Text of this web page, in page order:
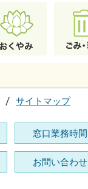
サイトマップ
窓口業務時間
お問い合わせ